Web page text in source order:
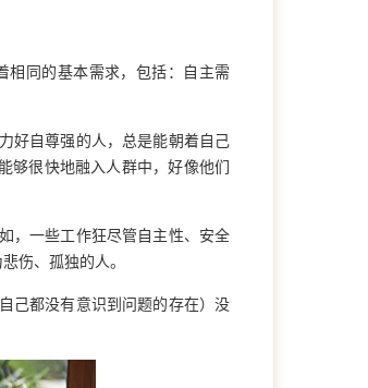
相同的基本需求，包括：自主需
好自尊强的人，总是能朝着自己
够很快地融入人群中，好像他们
，一些工作狂尽管自主性、安全
伤、孤独的人。
己都没有意识到问题的存在）没